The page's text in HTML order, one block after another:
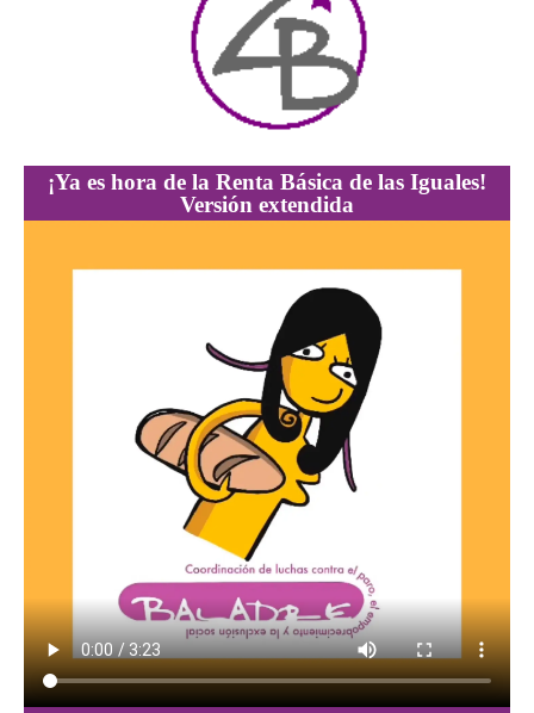
¡Ya es hora de la Renta Básica de las Iguales!
Versión extendida